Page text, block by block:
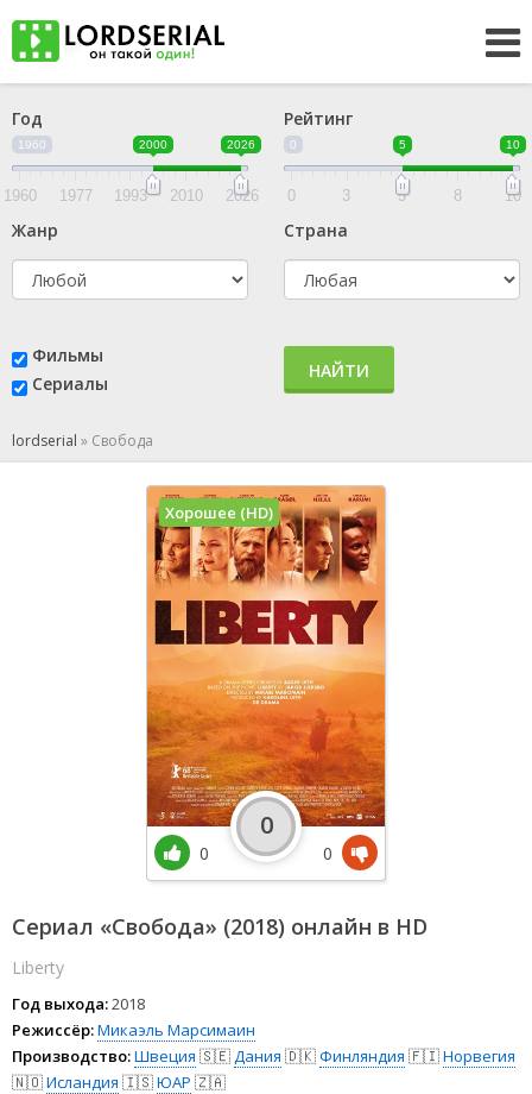
Год
1960 2000 2026
1960 1977 1993 2010 2026
Рейтинг
0 5 10
0 3 5 8 10
Жанр Страна
Фильмы
Сериалы
НАЙТИ
lordserial » Свобода
Сериал «Свобода» (2018) онлайн в HD
Liberty
Год выхода:2018
Режиссёр:Микаэль Марсимаин
Производство:Швеция 🇸🇪 Дания 🇩🇰Финляндия 🇫🇮Норвегия
🇳🇴Исландия 🇮🇸ЮАР 🇿🇦
Хорошее (HD)
0
0
0